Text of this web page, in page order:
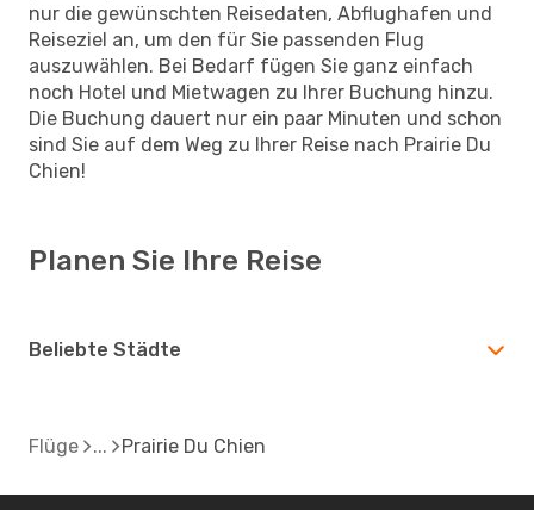
nur die gewünschten Reisedaten, Abflughafen und
Reiseziel an, um den für Sie passenden Flug
auszuwählen. Bei Bedarf fügen Sie ganz einfach
noch Hotel und Mietwagen zu Ihrer Buchung hinzu.
Die Buchung dauert nur ein paar Minuten und schon
sind Sie auf dem Weg zu Ihrer Reise nach Prairie Du
Chien!
Planen Sie Ihre Reise
Beliebte Städte
Flüge Prairie Du Chien